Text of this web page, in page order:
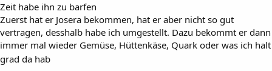
Zeit habe ihn zu barfen
Zuerst hat er Josera bekommen, hat er aber nicht so gut
vertragen, desshalb habe ich umgestellt. Dazu bekommt er dann
immer mal wieder Gemüse, Hüttenkäse, Quark oder was ich halt
grad da hab